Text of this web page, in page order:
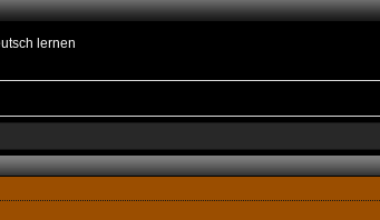
lernen